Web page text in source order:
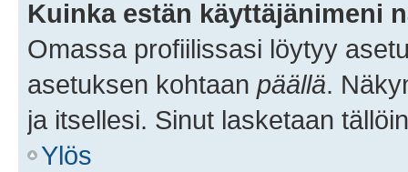
Kuinka estän käyttäjänimeni
Omassa profiilissasi löytyy
asetuksen kohtaan päällä.
ja itsellesi. Sinut lasketaan
Ylös